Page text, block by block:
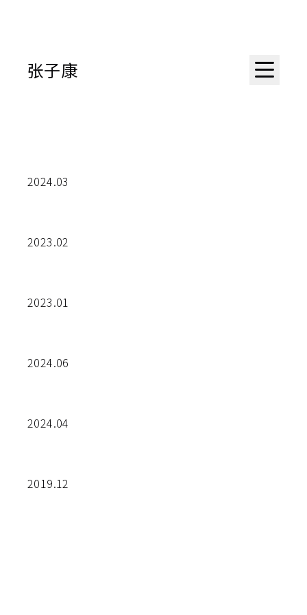
张子康
2024.03
2023.02
2023.01
2024.06
2024.04
2019.12